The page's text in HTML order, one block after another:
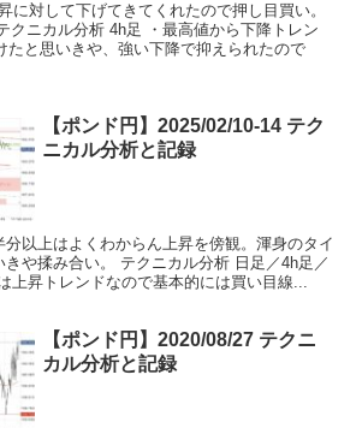
に対して下げてきてくれたので押し目買い。
クニカル分析 4h足 ・最高値から下降トレン
たと思いきや、強い下降で抑えられたので
【ポンド円】2025/02/10-14 テク
ニカル分析と記録
以上はよくわからん上昇を傍観。渾身のタイ
きや揉み合い。 テクニカル分析 日足／4h足／
上昇トレンドなので基本的には買い目線...
【ポンド円】2020/08/27 テクニ
カル分析と記録